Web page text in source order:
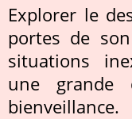
Explorer le
portes de
situations
une grande
bienveillance.